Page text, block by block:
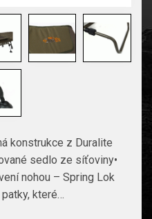
konstrukce z Duralite
sedlo ze síťoviny•
nohou – Spring Lok
které…